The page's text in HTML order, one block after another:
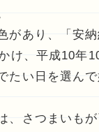
があり、「安
け、平成10年
たい日を選ん
、さつまいも